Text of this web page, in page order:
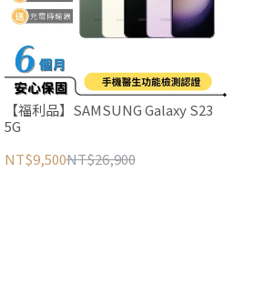
【福利品】SAMSUNG Galaxy S23
5G
NT$9,500NT$26,900